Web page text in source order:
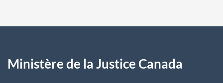
a
e
Ministère de la Justice Canada